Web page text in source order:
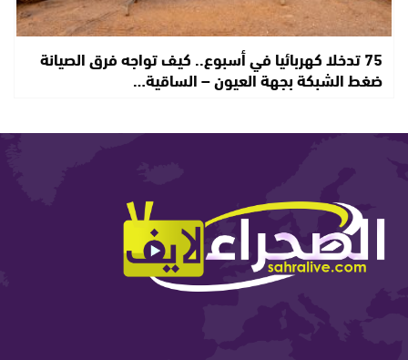
75 تدخلا كهربائيا في أسبوع.. كيف تواجه فرق الصيانة
ضغط الشبكة بجهة العيون – الساقية…